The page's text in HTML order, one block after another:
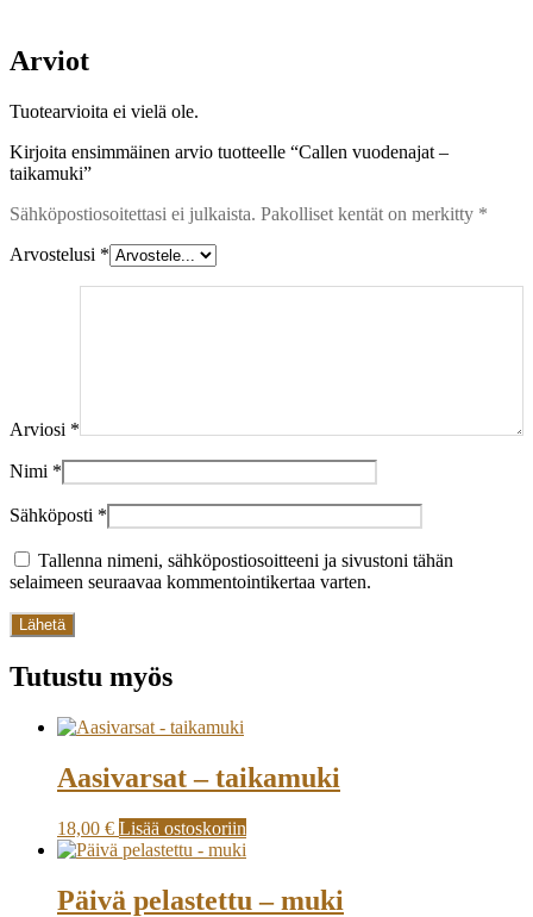
Arviot
Tuotearvioita ei vielä ole.
Kirjoita ensimmäinen arvio tuotteelle “Callen vuodenajat –
taikamuki”
Sähköpostiosoitettasi ei julkaista. Pakolliset kentät on merkitty *
Arvostelusi *
Arviosi *
Nimi *
Sähköposti *
Tallenna nimeni, sähköpostiosoitteeni ja sivustoni tähän
selaimeen seuraavaa kommentointikertaa varten.
Tutustu myös
Aasivarsat – taikamuki
18,00 € Lisää ostoskoriin
Päivä pelastettu – muki